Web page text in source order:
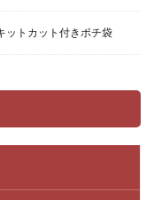
ットカット付きポチ袋